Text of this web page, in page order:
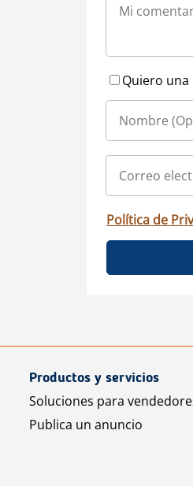
Quiero
Política de
Productos y servicios
Soluciones para
Publica un anuncio